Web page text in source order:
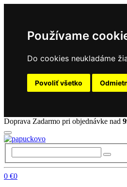
Používame
Do cookies neukladáme
Povoliť všetko
Doprava Zadarmo pri objednávke nad
0 €0